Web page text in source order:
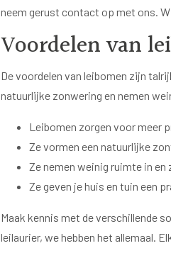
neem gerust contact op met ons.
Voordelen van
De voordelen van leibomen zijn
natuurlijke zonwering en nemen
Leibomen zorgen voor meer
Ze vormen een natuurlijke
Ze nemen weinig ruimte in
Ze geven je huis en tuin een
Maak kennis met de verschillende
leilaurier, we hebben het allemaal.